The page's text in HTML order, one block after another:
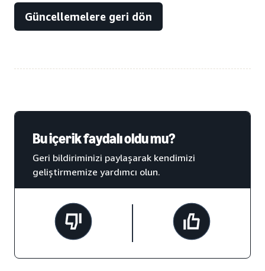
Güncellemelere geri dön
Bu içerik faydalı oldu mu?
Geri bildiriminizi paylaşarak kendimizi
geliştirmemize yardımcı olun.